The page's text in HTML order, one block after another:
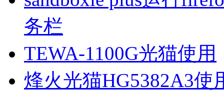
务栏
TEWA-1100G光猫使用
烽火光猫HG5382A3使